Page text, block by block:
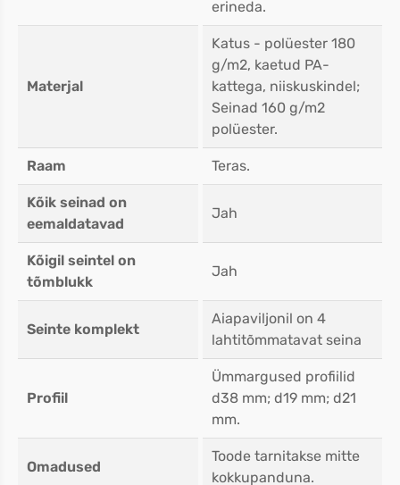
erineda.
Materjal
Katus - polüester 180
g/m2, kaetud PA-
kattega, niiskuskindel;
Seinad 160 g/m2
polüester.
Raam Teras.
Kõik seinad on
eemaldatavad
Jah
Kõigil seintel on
tõmblukk
Jah
Seinte komplekt
Aiapaviljonil on 4
lahtitõmmatavat seina
Profiil
Ümmargused profiilid
d38 mm; d19 mm; d21
mm.
Omadused
Toode tarnitakse mitte
kokkupanduna.